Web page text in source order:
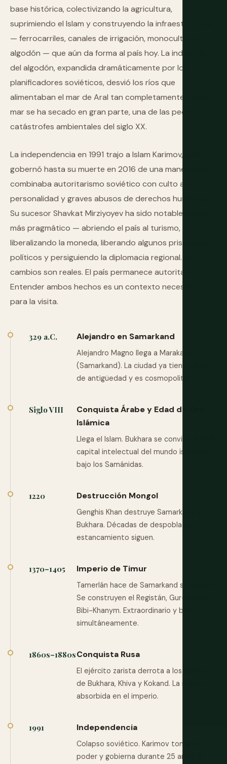
base histórica, colectivizando la agricultura,
suprimiendo el Islam y construyendo la infraestructura
— ferrocarriles, canales de irrigación, monocultivo de
algodón — que aún da forma al país hoy. La industria
del algodón, expandida dramáticamente por los
planificadores soviéticos, desvió los ríos que
alimentaban el mar de Aral tan completamente que el
mar se ha secado en gran parte, una de las peores
catástrofes ambientales del siglo XX.
La independencia en 1991 trajo a Islam Karimov, quien
gobernó hasta su muerte en 2016 de una manera que
combinaba autoritarismo soviético con culto a la
personalidad y graves abusos de derechos humanos.
Su sucesor Shavkat Mirziyoyev ha sido notablemente
más pragmático — abriendo el país al turismo,
liberalizando la moneda, liberando algunos prisioneros
políticos y persiguiendo la diplomacia regional. Los
cambios son reales. El país permanece autoritario.
Entender ambos hechos es un contexto necesario
para la visita.
329 a.C. Alejandro en Samarkand
Alejandro Magno llega a Marakanda
(Samarkand). La ciudad ya tiene siglos
de antigüedad y es cosmopolita.
Siglo VIII
Conquista Árabe y Edad de Oro
Islámica
Llega el Islam. Bukhara se convierte en la
capital intelectual del mundo islámico
bajo los Samánidas.
1220 Destrucción Mongol
Genghis Khan destruye Samarkand y
Bukhara. Décadas de despoblación y
estancamiento siguen.
1370–1405 Imperio de Timur
Tamerlán hace de Samarkand su capital.
Se construyen el Registán, Gur-e-Amir y
Bibi-Khanym. Extraordinario y brutal
simultáneamente.
1860s–1880sConquista Rusa
El ejército zarista derrota a los Kanatos
de Bukhara, Khiva y Kokand. La región es
absorbida en el imperio.
1991 Independencia
Colapso soviético. Karimov toma el
poder y gobierna durante 25 años. El